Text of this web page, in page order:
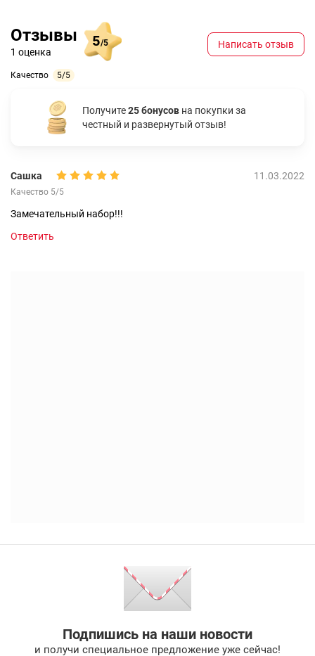
Отзывы
1 оценка
5/5
Качество 5/5
Написать отзыв
Получите25 бонусов на покупки за
честный и развернутый отзыв!
Сашка 11.03.2022
Качество 5/5
Замечательный набор!!!
Ответить
Подпишись на наши новости
и получи специальное предложение уже сейчас!